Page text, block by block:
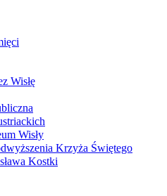
Wisłę
Wisły
Krzyża Świętego
Kostki